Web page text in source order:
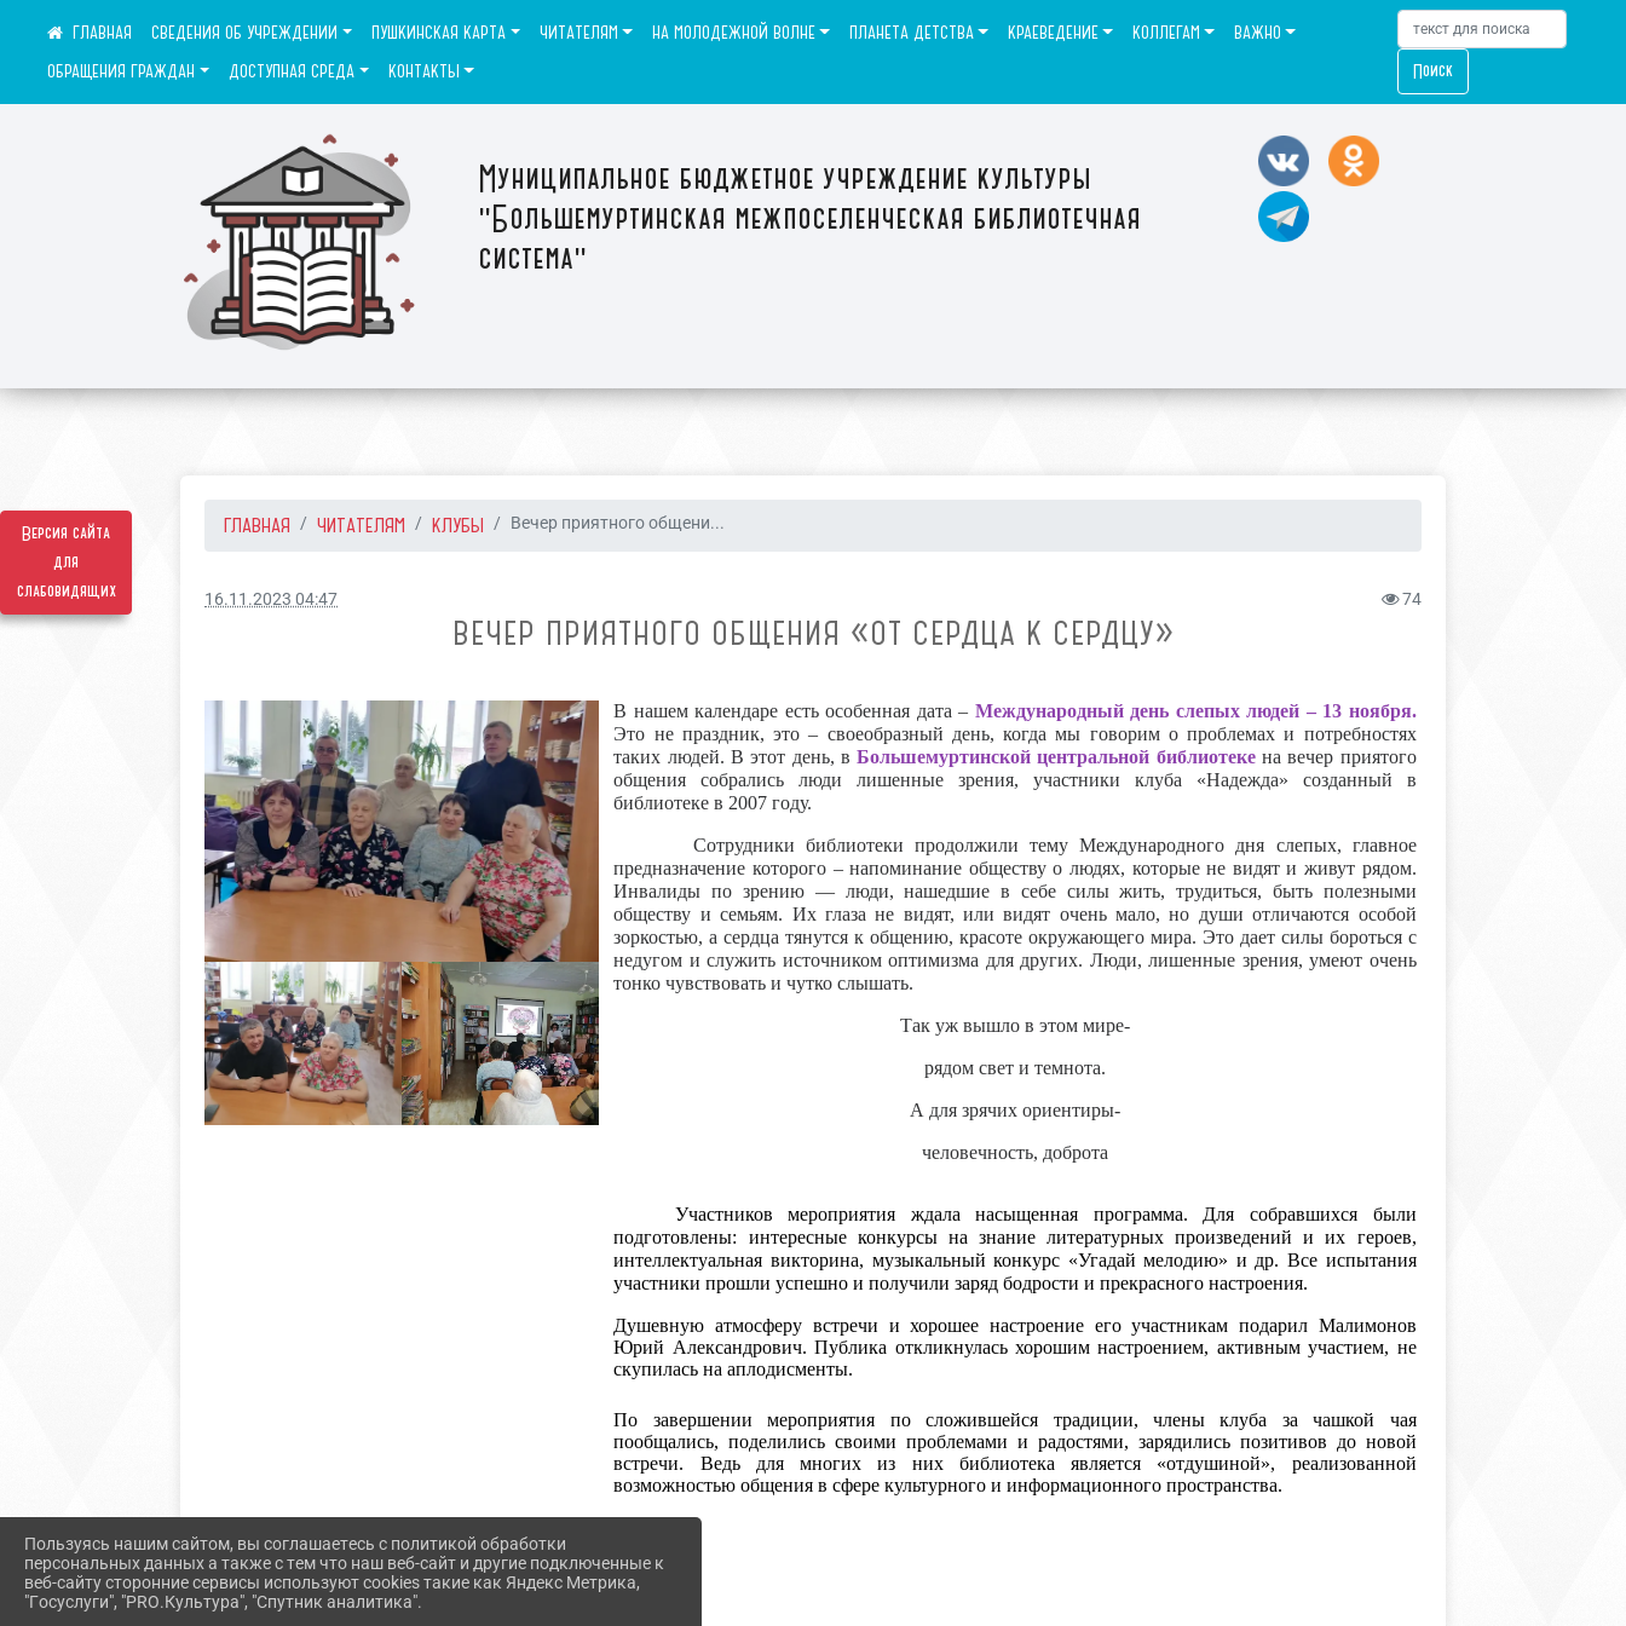
Версия сайта
для
слабовидящих
Муниципальное бюджетное учреждение культуры
"Большемуртинская межпоселенческая библиотечная
система"
СВЕДЕНИЯ ОБ УЧРЕЖДЕНИИ ПУШКИНСКАЯ КАРТА ЧИТАТЕЛЯМ НА МОЛОДЕЖНОЙ ВОЛНЕ ПЛАНЕТА ДЕТСТВА КРАЕВЕДЕНИЕ КОЛЛЕГАМ
ВАЖНО
ОБРАЩЕНИЯ ГРАЖДАН
ДОСТУПНАЯ СРЕДА КОНТАКТЫ Поиск
ГЛАВНАЯ ЧИТАТЕЛЯМ КЛУБЫ Вечер приятного общени...
16.11.2023 04:47 74
ВЕЧЕР ПРИЯТНОГО ОБЩЕНИЯ «ОТ СЕРДЦА К СЕРДЦУ»
В нашем календаре есть особенная дата – Международный день слепых людей – 13 ноября.
Это не праздник, это – своеобразный день, когда мы говорим о проблемах и потребностях
таких людей. В этот день, вБольшемуртинской центральной библиотекена вечер приятого
общения собрались люди лишенные зрения, участники клуба «Надежда» созданный в
библиотеке в 2007 году.
Сотрудники библиотеки продолжили тему Международного дня слепых, главное
предназначение которого – напоминание обществу о людях, которые не видят и живут рядом.
Инвалиды по зрению — люди, нашедшие в себе силы жить, трудиться, быть полезными
обществу и семьям. Их глаза не видят, или видят очень мало, но души отличаются особой
зоркостью, а сердца тянутся к общению, красоте окружающего мира. Это дает силы бороться с
недугом и служить источником оптимизма для других. Люди, лишенные зрения, умеют очень
тонко чувствовать и чутко слышать.
Так уж вышло в этом мире-
рядом свет и темнота.
А для зрячих ориентиры-
человечность, доброта
Участников мероприятия ждала насыщенная программа. Для собравшихся были
подготовлены: интересные конкурсы на знание литературных произведений и их героев,
интеллектуальная викторина, музыкальный конкурс «Угадай мелодию» и др. Все испытания
участники прошли успешно и получили заряд бодрости и прекрасного настроения.
Душевную атмосферу встречи и хорошее настроение его участникам подарил Малимонов
Юрий Александрович.Публика откликнулась хорошим настроением, активным участием, не
скупилась на аплодисменты.
По завершении мероприятия по сложившейся традиции, члены клуба за чашкой чая
пообщались, поделились своими проблемами и радостями, зарядились позитивов до новой
встречи. Ведь для многих из них библиотека является «отдушиной», реализованной
возможностью общения в сфере культурного и информационного пространства.
Пользуясь нашим сайтом, вы соглашаетесь с политикой обработки
персональных данных а также с тем что наш веб-сайт и другие подключенные к
веб-сайту сторонние сервисы используют cookies такие как Яндекс Метрика,
"Госуслуги", "PRO.Культура", "Спутник аналитика".